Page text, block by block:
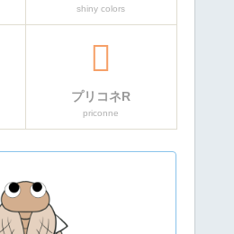
shiny colors
プリコネR
priconne